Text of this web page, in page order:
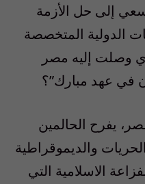
إلى حل الأزمة
الدولية المتخصصة
وصلت إليه مصر
في عهد مبارك”؟
يفرح الحالمين
والديموقراطية
الاسلامية التي